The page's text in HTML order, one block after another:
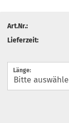
Art.Nr.:
Lieferzeit:
Länge: